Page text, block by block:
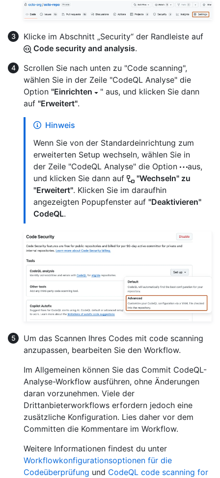
Klicke im Abschnitt „Security“ der Randleiste auf
Code security and analysis.
Scrollen Sie nach unten zu "Code scanning",
wählen Sie in der Zeile "CodeQL Analyse" die
Option "Einrichten
" aus, und klicken Sie dann
auf "Erweitert".
Hinweis
Wenn Sie von der Standardeinrichtung zum
erweiterten Setup wechseln, wählen Sie in
der Zeile "CodeQL Analyse" die Option
aus,
und klicken Sie dann auf
"Wechseln" zu
"Erweitert". Klicken Sie im daraufhin
angezeigten Popupfenster auf "Deaktivieren"
CodeQL.
Um das Scannen Ihres Codes mit code scanning
anzupassen, bearbeiten Sie den Workflow.
Im Allgemeinen können Sie das Commit CodeQL-
Analyse-Workflow ausführen, ohne Änderungen
daran vorzunehmen. Viele der
Drittanbieterworkflows erfordern jedoch eine
zusätzliche Konfiguration. Lies daher vor dem
Committen die Kommentare im Workflow.
Weitere Informationen findest du unter
Workflowkonfigurationsoptionen für die
Codeüberprüfung und CodeQL code scanning for